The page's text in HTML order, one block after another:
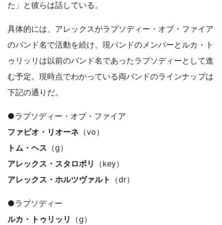
た」と彼らは話している。
具体的には、アレックスがラプソディー・オブ・ファイア
のバンド名で活動を続け、現バンドのメンバーとルカ・ト
ゥリッリは以前のバンド名であったラプソディーとして進
む予定。現時点でわかっている両バンドのラインナップは
下記の通りだ。
●ラプソディー・オブ・ファイア
ファビオ・リオーネ （vo）
トム・ヘス （g）
アレックス・スタロポリ
（key）
アレックス・ホルツヴァルト
（dr）
●ラプソディー
ルカ・トゥリッリ
（g）